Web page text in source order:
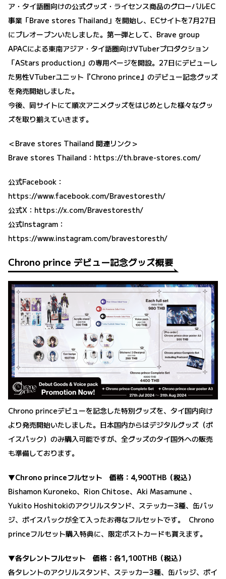
ア・タイ語圏向けの公式グッズ・ライセンス商品のグローバルEC
事業「Brave stores Thailand」を開始し、ECサイトを7月27日
にプレオープンいたしました。第一弾として、Brave group
APACによる東南アジア・タイ語圏向けVTuberプロダクション
「AStars production」の専用ページを開設。27日にデビューし
た男性VTuberユニット『Chrono prince』のデビュー記念グッズ
を発売開始しました。
今後、同サイトにて順次アニメグッズをはじめとした様々なグッ
ズを取り揃えていきます。
＜Brave stores Thailand 関連リンク＞
Brave stores Thailand： https://th.brave-stores.com/
公式Facebook：
https://www.facebook.com/Bravestoresth/
公式X： https://x.com/Bravestoresth/
公式Instagram：
https://www.instagram.com/bravestoresth/
Chrono prince デビュー記念グッズ概要
Chrono princeデビューを記念した特別グッズを、タイ国内向け
より発売開始いたしました。日本国内からはデジタルグッズ（ボ
イスパック）のみ購入可能ですが、全グッズのタイ国外への販売
も準備しております。
▼Chrono princeフルセット 価格：4,900THB （税込）
Bishamon Kuroneko、Rion Chitose、Aki Masamune 、
Yukito Hoshitokiのアクリルスタンド、ステッカー3種、缶バッ
ジ、ボイスパックが全て入ったお得なフルセットです。 Chrono
princeフルセット購入特典に、限定ポストカードも貰えます。
▼各タレントフルセット 価格：各1,100THB（税込）
各タレントのアクリルスタンド、ステッカー3種、缶バッジ、ボイ